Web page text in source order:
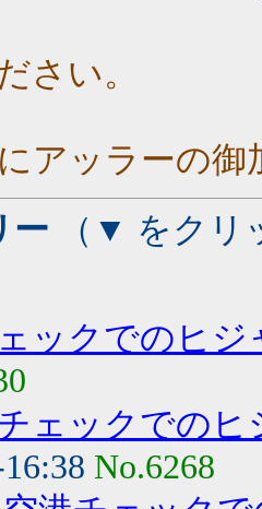
さい。
アッラーの
ー （▼ をクリ
ックでのヒジ
ェックでの
No.6268